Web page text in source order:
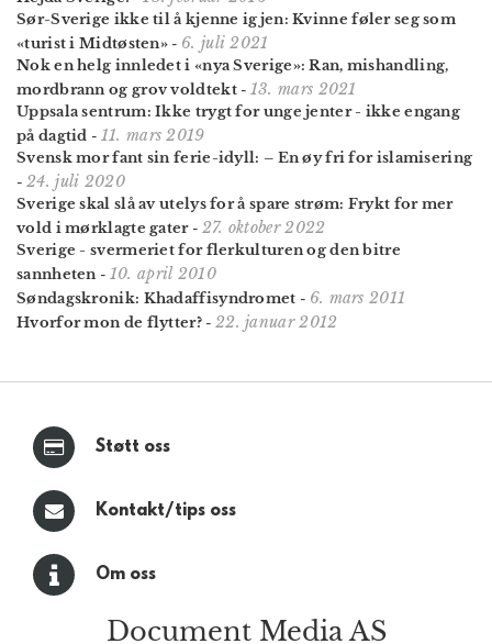
Sør-Sverige ikke til å kjenne igjen: Kvinne føler seg som
«turist i Midtøsten» - 6. juli 2021
Nok en helg innledet i «nya Sverige»: Ran, mishandling,
mordbrann og grov voldtekt- 13. mars 2021
Uppsala sentrum: Ikke trygt for unge jenter - ikke engang
på dagtid - 11. mars 2019
Svensk mor fant sin ferie-idyll: – En øy fri for islamisering
- 24. juli 2020
Sverige skal slå av utelys for å spare strøm: Frykt for mer
vold i mørklagte gater- 27. oktober 2022
Sverige - svermeriet for flerkulturen og den bitre
sannheten- 10. april 2010
Søndagskronik: Khadaffisyndromet - 6. mars 2011
Hvorfor mon de flytter?- 22. januar 2012
Støtt oss
Kontakt/tips oss
Om oss
Document Media AS